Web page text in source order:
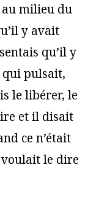
au milieu du
y avait
qu’il y
qui pulsait,
le libérer, le
et il disait
ce n’était
voulait le dire